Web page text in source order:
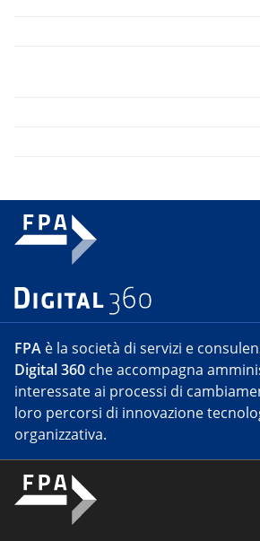
FPA è la società di servizi e
Digital 360 che accompagna
interessate ai processi di
loro percorsi di innovazione
organizzativa.